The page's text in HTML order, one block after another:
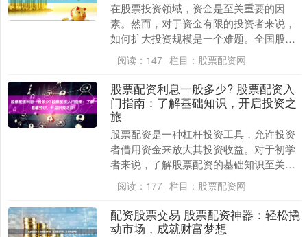
在股票投资领域，资金是至关重要的因
素。然而，对于资金有限的投资者来说，
如何扩大投资规模是一个难题。全国股票
配资平台应运而生，为投资者提供了资金
杠杆，助力其投资更....
阅读： 147 栏目： 股票配资网
股票配资利息一般多少? 股票配资入
门指南：了解基础知识，开启投资之
旅
股票配资是一种杠杆投资工具，允许投资
者借用资金来放大其投资收益。对于初学
者来说，了解股票配资的基础知识至关重
要。 配资交易的优势在于其高收益潜力。
通过杠杆作用，....
阅读： 177 栏目： 股票配资网
配资股票交易 股票配资神器：轻松撬
动市场，成就财富梦想